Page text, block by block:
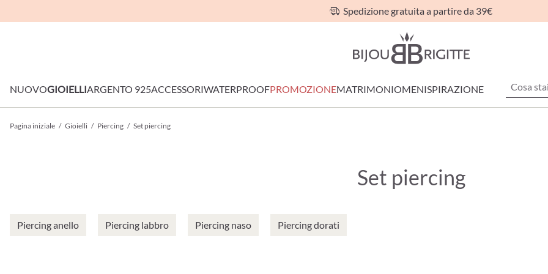
Spedizione gratuita a partire da 39€
NUOVOGIOIELLIARGENTO 925ACCESSORIWATERPROOFPROMOZIONEMATRIMONIOMENISPIRAZIONE
Pagina iniziale / Gioielli / Piercing / Set piercing
Set piercing
Piercing anello Piercing labbro Piercing naso Piercing dorati